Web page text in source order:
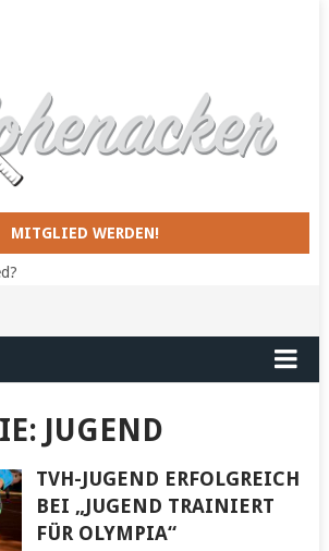
MITGLIED WERDEN!
JUGEND
TVH-JUGEND ERFOLGREICH
BEI „JUGEND TRAINIERT
FÜR OLYMPIA“